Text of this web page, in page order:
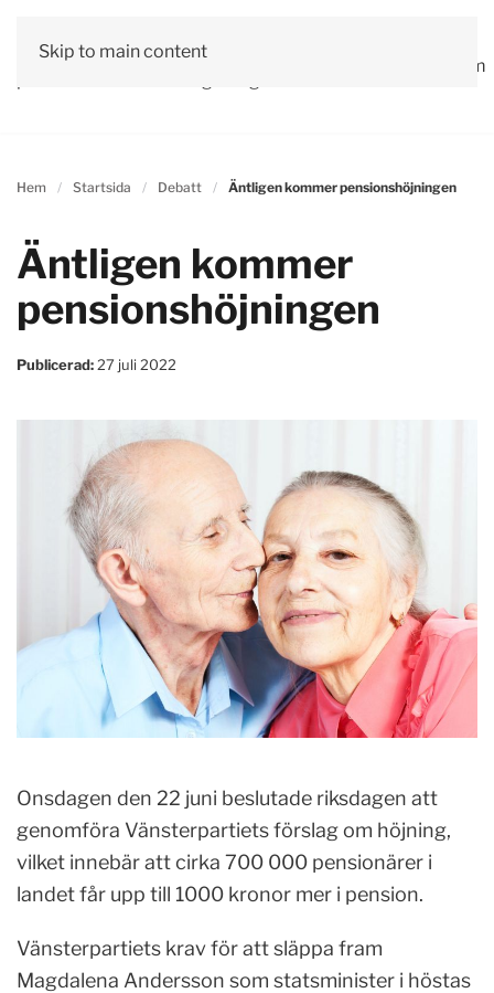
Skip to main content
Vår
Debatt
OmLäs våra
Valprogram
Hem Startsida Debatt Äntligen kommer pensionshöjningen
Äntligen kommer
pensionshöjningen
Publicerad: 27 juli 2022
Onsdagen den 22 juni beslutade riksdagen att
genomföra Vänsterpartiets förslag om höjning,
vilket innebär att cirka 700 000 pensionärer i
landet får upp till 1000 kronor mer i pension.
Vänsterpartiets krav för att släppa fram
Magdalena Andersson som statsminister i höstas